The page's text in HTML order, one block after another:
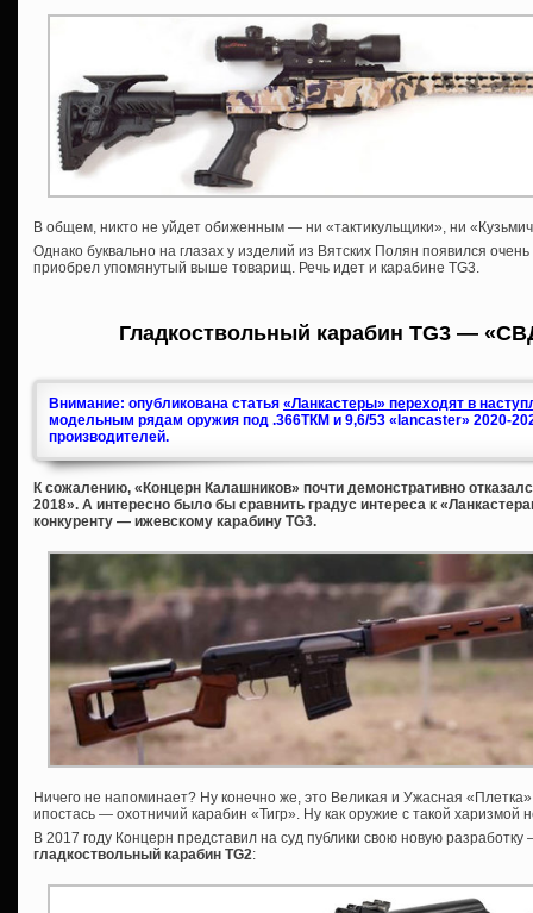
В общем, никто не уйдет обиженным — ни «тактикульщики», ни
Однако буквально на глазах у изделий из Вятских Полян появился
приобрел упомянутый выше товарищ. Речь идет и карабине TG3.
Гладкоствольный карабин TG3 —
Внимание: опубликована статья «Ланкастеры» переходят в
модельным рядам оружия под .366ТКМ и 9,6/53 «lancaster» 2020-
производителей.
К сожалению, «Концерн Калашников» почти демонстративно
2018». А интересно было бы сравнить градус интереса к
конкуренту — ижевскому карабину TG3.
Ничего не напоминает? Ну конечно же, это Великая и Ужасная
ипостась — охотничий карабин «Тигр». Ну как оружие с такой харизмой
В 2017 году Концерн представил на суд публики свою новую
гладкоствольный карабин TG2: